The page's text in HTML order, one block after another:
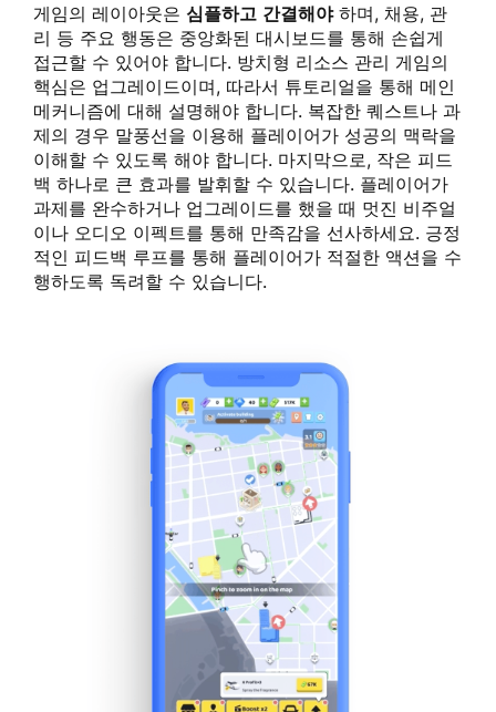
게임의 레이아웃은 심플하고 간결해야 하며, 채용, 관
리 등 주요 행동은 중앙화된 대시보드를 통해 손쉽게
접근할 수 있어야 합니다. 방치형 리소스 관리 게임의
핵심은 업그레이드이며, 따라서 튜토리얼을 통해 메인
메커니즘에 대해 설명해야 합니다. 복잡한 퀘스트나 과
제의 경우 말풍선을 이용해 플레이어가 성공의 맥락을
이해할 수 있도록 해야 합니다. 마지막으로, 작은 피드
백 하나로 큰 효과를 발휘할 수 있습니다. 플레이어가
과제를 완수하거나 업그레이드를 했을 때 멋진 비주얼
이나 오디오 이펙트를 통해 만족감을 선사하세요. 긍정
적인 피드백 루프를 통해 플레이어가 적절한 액션을 수
행하도록 독려할 수 있습니다.